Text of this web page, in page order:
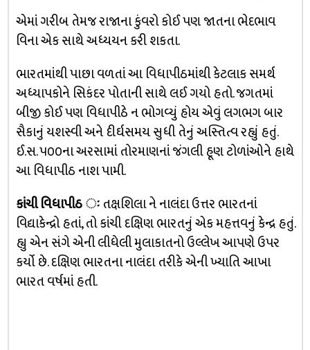
એમાં ગરીબ તેમજ રાજાના કુંવરો કોઈ પણ જાતના ભેદભાવ
વિના એક સાથે અધ્યયન કરી શકતા.
ભારતમાંથી પાછા વળતાં આ વિધાપીઠમાંથી કેટલાક સમર્થ
અધ્યાપકોને સિકંદર પોતાની સાથે લઈ ગયો હતો. જગતમાં
બીજી કોઈ પણ વિધાપીઠે ન ભોગવ્યું હોય એવું લગભગ બાર
સૈકાનું યશસ્વી અને દીર્ઘસમય સુધી તેનું અસ્તિત્વ રહ્યું હતું.
ઈ.સ. ૫૦૦ના અરસામાં તોરમાણનાં જંગલી હૂણ ટોળાંઓને હાથે
આ વિધાપીઠ નાશ પામી.
કાંચી વિધાપીઠ ઃતક્ષશિલા ને નાલંદા ઉત્તર ભારતનાં
વિદ્યાકેન્દ્રો હતાં, તો કાંચી દક્ષિણ ભારતનું એક મહત્તવનું કેન્દ્ર હતું.
હ્યુ એન સંગે એની લીધેલી મુલાકાતનો ઉલ્લેખ આપણે ઉપર
કર્યો છે. દક્ષિણ ભારતના નાલંદા તરીકે એની ખ્યાતિ આખા
ભારત વર્ષમાં હતી.